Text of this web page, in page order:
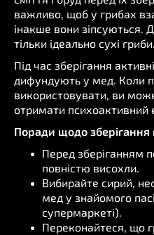
важливо, щоб у грибах
інакше вони зіпсуються.
тільки ідеально сухі гриби.
Під час зберігання
дифундують у мед. Коли
використовувати, ви
отримати психоактивний
Поради щодо зберігання
Перед зберіганням
повністю висохли.
Вибирайте сирий,
мед у знайомого
супермаркеті).
Переконайтеся, що